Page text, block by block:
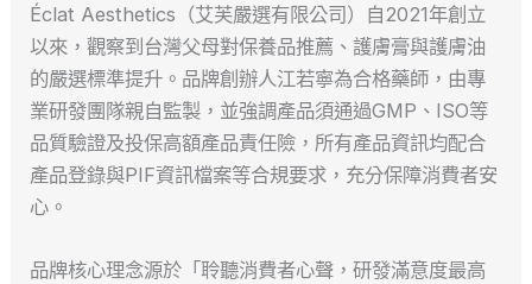
Éclat Aesthetics（艾芙嚴選有限公司）自2021年創立
以來，觀察到台灣父母對保養品推薦、護膚膏與護膚油
的嚴選標準提升。品牌創辦人江若寧為合格藥師，由專
業研發團隊親自監製，並強調產品須通過GMP、ISO等
品質驗證及投保高額產品責任險，所有產品資訊均配合
產品登錄與PIF資訊檔案等合規要求，充分保障消費者安
心。
品牌核心理念源於「聆聽消費者心聲，研發滿意度最高